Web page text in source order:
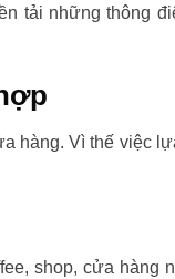
tải những thông
hàng. Vì thế việc
shop, cửa hàng